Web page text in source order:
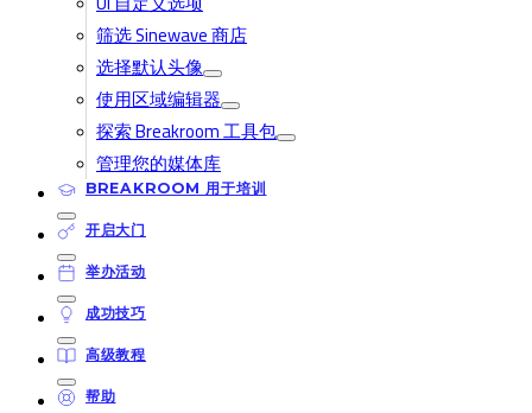
筛选 Sinewave 商店
选择默认头像
使用区域编辑器
探索 Breakroom 工具包
管理您的媒体库
BREAKROOM 用于培训
开启大门
举办活动
成功技巧
高级教程
帮助